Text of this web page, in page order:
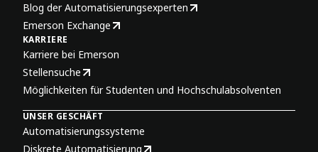
Blog der Automatisierungsexperten
Emerson Exchange
KARRIERE
Karriere bei Emerson
Stellensuche
Möglichkeiten für Studenten und Hochschulabsolventen
UNSER GESCHÄFT
Automatisierungssysteme
Diskrete Automatisierung